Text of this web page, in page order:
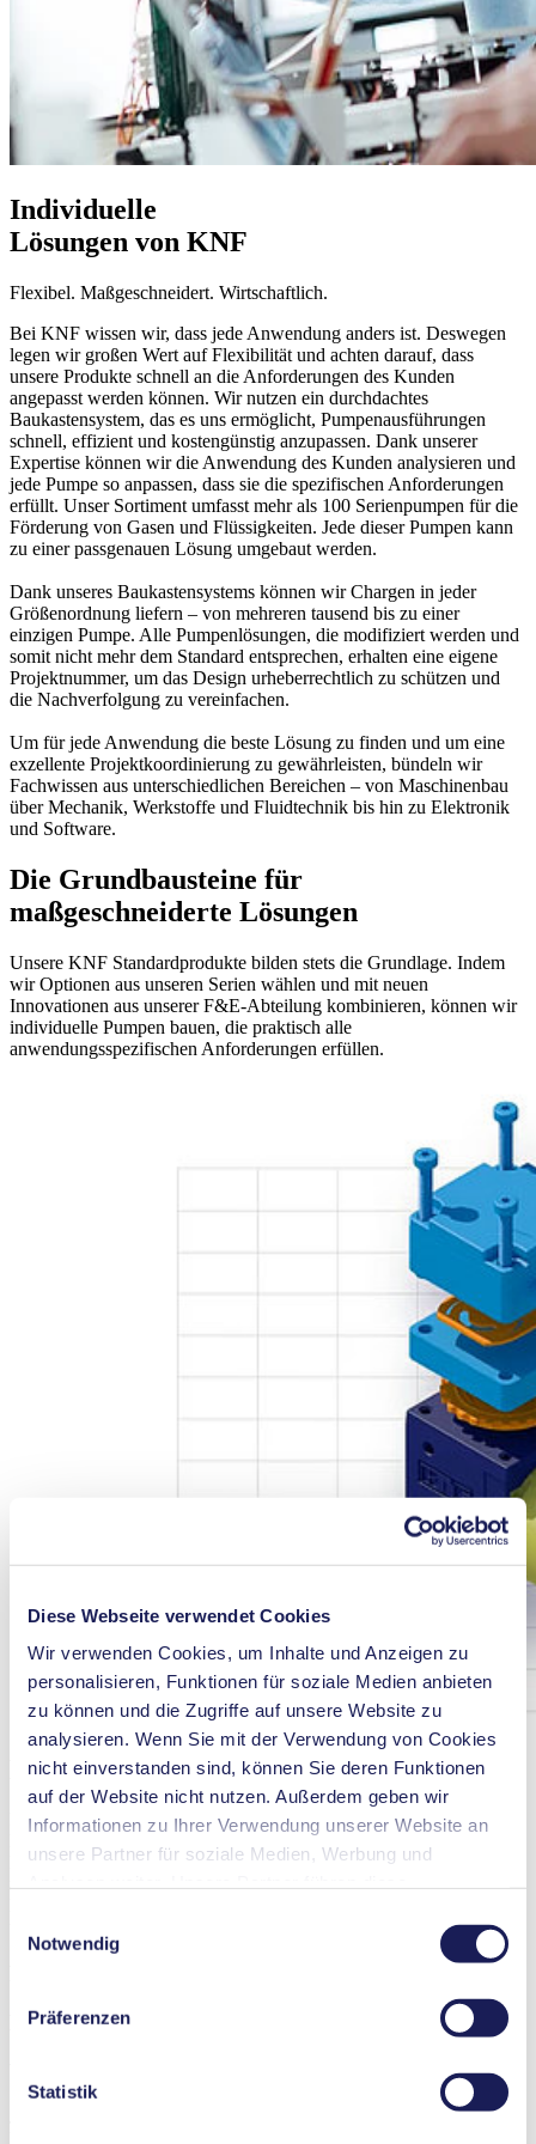
Diese Webseite verwendet Cookies
Wir verwenden Cookies, um Inhalte und Anzeigen zu
personalisieren, Funktionen für soziale Medien anbieten
zu können und die Zugriffe auf unsere Website zu
analysieren. Wenn Sie mit der Verwendung von Cookies
nicht einverstanden sind, können Sie deren Funktionen
auf der Website nicht nutzen. Außerdem geben wir
Informationen zu Ihrer Verwendung unserer Website an
unsere Partner für soziale Medien, Werbung und
zusammen, die Sie ihnen bereitgestellt haben oder die
sie im Rahmen Ihrer Nutzung der Dienste gesammelt
haben. Sie können Ihre Einwilligung jederzeit widerrufen,
indem Sie auf „Cookies“ am Ende der Website klicken
Nähere Informationen zu den verwendeten Cookies,
deren Zweck, Rechtsgrundlage und Speicherdauer finden
Notwendig
Präferenzen
Statistik
Individuelle
Lösungen von KNF
Flexibel. Maßgeschneidert. Wirtschaftlich.
Bei KNF wissen wir, dass jede Anwendung anders ist. Deswegen
legen wir großen Wert auf Flexibilität und achten darauf, dass
unsere Produkte schnell an die Anforderungen des Kunden
angepasst werden können. Wir nutzen ein durchdachtes
Baukastensystem, das es uns ermöglicht, Pumpenausführungen
schnell, effizient und kostengünstig anzupassen. Dank unserer
Expertise können wir die Anwendung des Kunden analysieren und
jede Pumpe so anpassen, dass sie die spezifischen Anforderungen
erfüllt. Unser Sortiment umfasst mehr als 100 Serienpumpen für die
Förderung von Gasen und Flüssigkeiten. Jede dieser Pumpen kann
zu einer passgenauen Lösung umgebaut werden.
Dank unseres Baukastensystems können wir Chargen in jeder
Größenordnung liefern – von mehreren tausend bis zu einer
einzigen Pumpe. Alle Pumpenlösungen, die modifiziert werden und
somit nicht mehr dem Standard entsprechen, erhalten eine eigene
Projektnummer, um das Design urheberrechtlich zu schützen und
die Nachverfolgung zu vereinfachen.
Um für jede Anwendung die beste Lösung zu finden und um eine
exzellente Projektkoordinierung zu gewährleisten, bündeln wir
Fachwissen aus unterschiedlichen Bereichen – von Maschinenbau
über Mechanik, Werkstoffe und Fluidtechnik bis hin zu Elektronik
und Software.
Die Grundbausteine für
maßgeschneiderte Lösungen
Unsere KNF Standardprodukte bilden stets die Grundlage. Indem
wir Optionen aus unseren Serien wählen und mit neuen
Innovationen aus unserer F&E-Abteilung kombinieren, können wir
individuelle Pumpen bauen, die praktisch alle
anwendungsspezifischen Anforderungen erfüllen.
KNF Baukastensystem
Die drei Hauptkomponenten –Mechanik, Werkstoffe und Motor –
können an die Bedürfnisse unserer Kunden angepasst werden. So
können Sie individuell entscheiden, welche Vorteile Sie in Anspruch
nehmen wollen: hohe Kapazität, verlängerte Lebensdauer, hoher
Maßgeschneidert
Jedes Jahr führen wir tausende Projekte für unsere Kunden durch.